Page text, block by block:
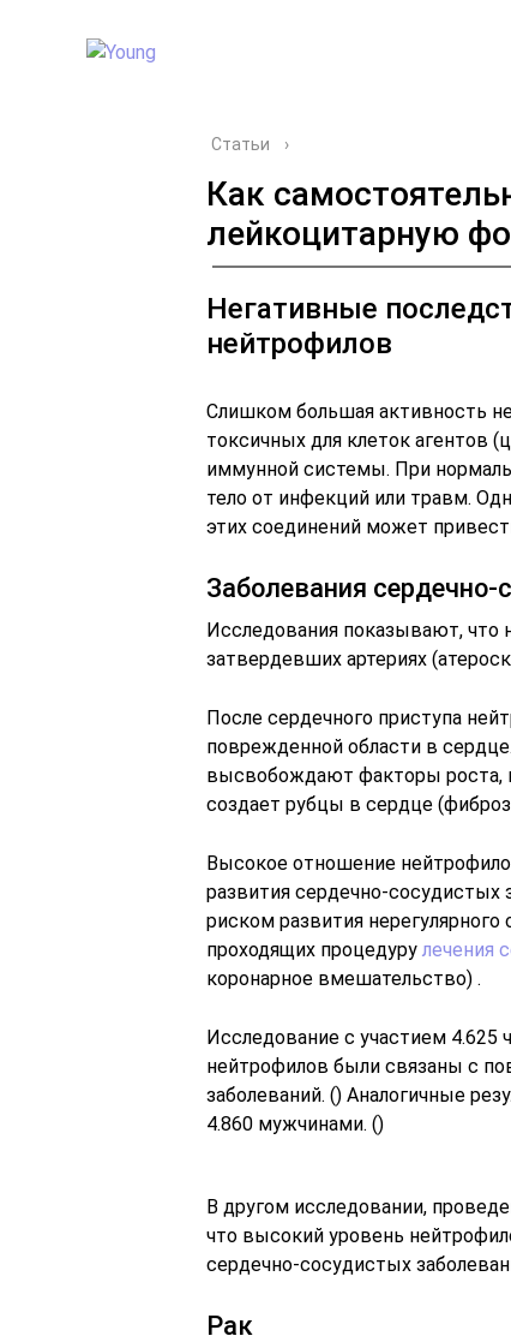
Статьи ›
Как
лейкоцитарную
Негативные
нейтрофилов
Слишком большая активность
токсичных для клеток агентов
иммунной системы. При
тело от инфекций или травм.
этих соединений может
Заболевания
Исследования показывают, что
затвердевших артериях
После сердечного приступа
поврежденной области в
высвобождают факторы роста,
создает рубцы в сердце
Высокое отношение
развития сердечно-
риском развития
проходящих процедуру лечения
коронарное вмешательство) .
Исследование с участием 4.625
нейтрофилов были связаны с
заболеваний. () Аналогичные
4.860 мужчинами. ()
В другом исследовании,
что высокий уровень
сердечно-сосудистых
Рак